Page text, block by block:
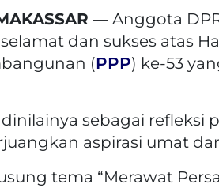
— Anggota
dan sukses atas
(PPP) ke-53
sebagai refleksi
aspirasi umat
tema “Merawat